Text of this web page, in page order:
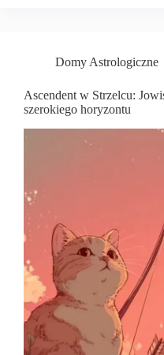
Domy Astrologiczne
Ascendent w Strzelcu:
szerokiego horyzontu